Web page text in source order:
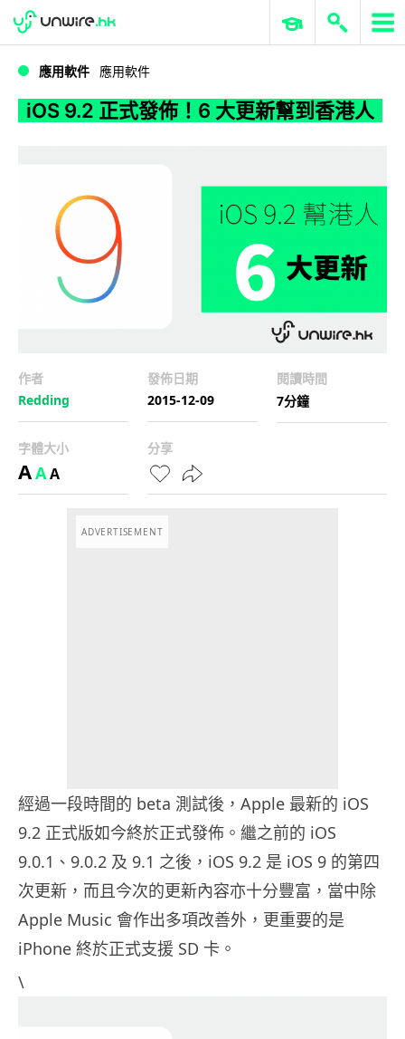
iOS 9.2 正式發佈！6 大更新幫到香港人
WWDC 2026 ERP 與商業 AI
應用軟件 應用軟件
iOS 9.2 正式發佈！6 大更新幫到香港人
作者
Redding
發佈日期
2015-12-09
閱讀時間
7分鐘
字體大小
AAA
分享
ADVERTISEMENT
經過一段時間的 beta 測試後，Apple 最新的 iOS
9.2 正式版如今終於正式發佈。繼之前的 iOS
9.0.1、9.0.2 及 9.1 之後，iOS 9.2 是 iOS 9 的第四
次更新，而且今次的更新內容亦十分豐富，當中除
Apple Music 會作出多項改善外，更重要的是
iPhone 終於正式支援 SD 卡。
\